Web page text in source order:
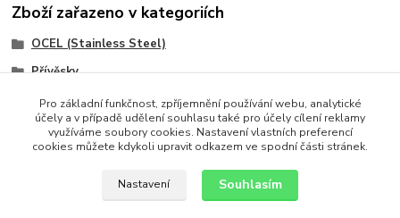
Zboží zařazeno v kategoriích
OCEL (Stainless Steel)
Přívěsky
Přívěsky
Ostatní
Pro základní funkčnost, zpříjemnění používání webu, analytické
účely a v případě udělení souhlasu také pro účely cílení reklamy
využíváme soubory cookies. Nastavení vlastních preferencí
cookies můžete kdykoli upravit odkazem ve spodní části stránek.
Nastavení Souhlasím